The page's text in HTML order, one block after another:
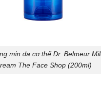
mịn da cơ thể Dr. Belmeur
The Face Shop (200ml)